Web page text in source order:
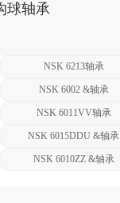
球轴承
NSK 6213轴承
NSK 6002 &轴承
NSK 6011VV轴承
NSK 6015DDU &轴承
NSK 6010ZZ &轴承